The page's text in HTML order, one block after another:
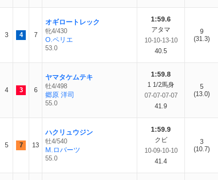
3 4 7
オギロートレック
牝4/430
O.ペリエ
53.0
1:59.6
アタマ
10-10-13-10
40.5
9
(31.3)
4 3 6
ヤマタケムテキ
牡4/498
郷原 洋司
55.0
1:59.8
1 1/2馬身
07-07-07-07
41.9
5
(13.0)
5 7 13
ハクリュウジン
牡4/540
M.ロバーツ
55.0
1:59.9
クビ
10-09-10-10
41.4
3
(10.7)